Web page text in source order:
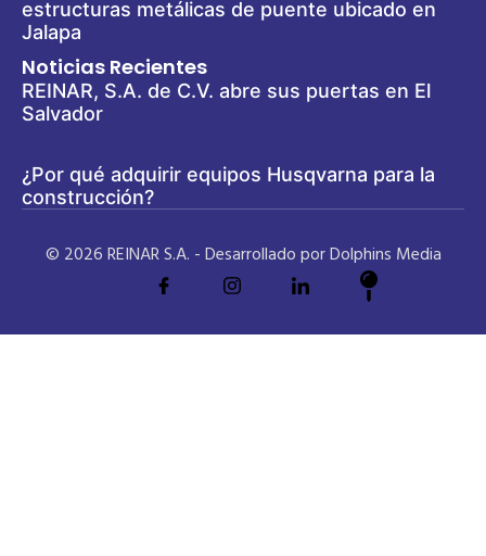
estructuras metálicas de puente ubicado en
Jalapa
Noticias Recientes
REINAR, S.A. de C.V. abre sus puertas en El
Salvador
¿Por qué adquirir equipos Husqvarna para la
construcción?
© 2026 REINAR S.A. - Desarrollado por Dolphins Media